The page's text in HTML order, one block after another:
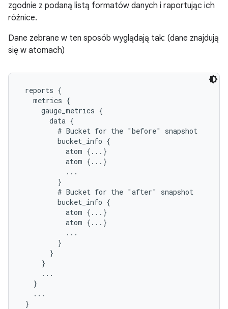
zgodnie z podaną listą formatów danych i raportując ich
różnice.
Dane zebrane w ten sposób wyglądają tak: (dane znajdują
się w atomach)
reports {
   metrics {
     gauge_metrics {
       data {
         # Bucket for the "before" snapshot
         bucket_info {
           atom {...}
           atom {...}
           ...
         }
         # Bucket for the "after" snapshot
         bucket_info {
           atom {...}
           atom {...}
           ...
         }
       }
     }
     ...
   }
   ...
}